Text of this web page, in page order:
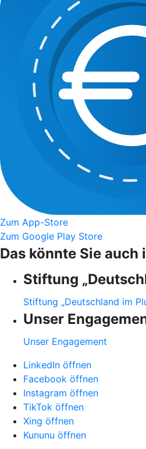
Zum App-Store
Zum Google Play Store
Das könnte Sie auch
Stiftung
Stiftung „Deutschland im
Unser
Unser Engagement
LinkedIn öffnen
Facebook öffnen
Instagram öffnen
TikTok öffnen
Xing öffnen
Kununu öffnen